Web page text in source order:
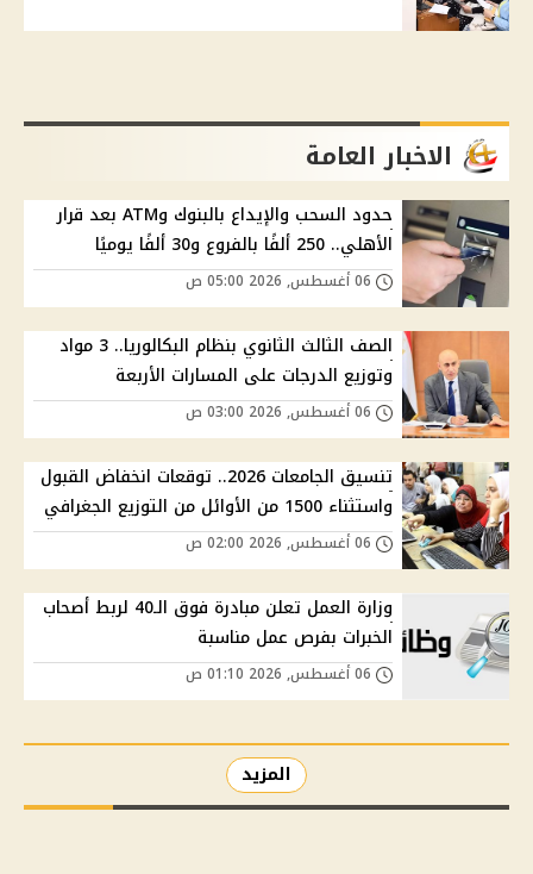
الاخبار العامة
حدود السحب والإيداع بالبنوك وATM بعد قرار
الأهلي.. 250 ألفًا بالفروع و30 ألفًا يوميًا
الصف الثالث الثانوي بنظام البكالوريا.. 3 مواد
وتوزيع الدرجات على المسارات الأربعة
تنسيق الجامعات 2026.. توقعات انخفاض القبول
واستثناء 1500 من الأوائل من التوزيع الجغرافي
وزارة العمل تعلن مبادرة فوق الـ40 لربط أصحاب
الخبرات بفرص عمل مناسبة
المزيد